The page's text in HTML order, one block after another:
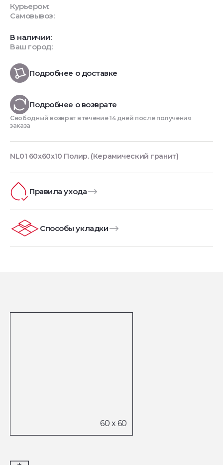
Курьером:
Самовывоз:
В наличии:
Ваш город:
Подробнее о доставке
Подробнее о возврате
Свободный возврат в течение 14 дней после получения
заказа
NL01 60x60x10 Полир. (Керамический гранит)
Правила ухода
Способы укладки